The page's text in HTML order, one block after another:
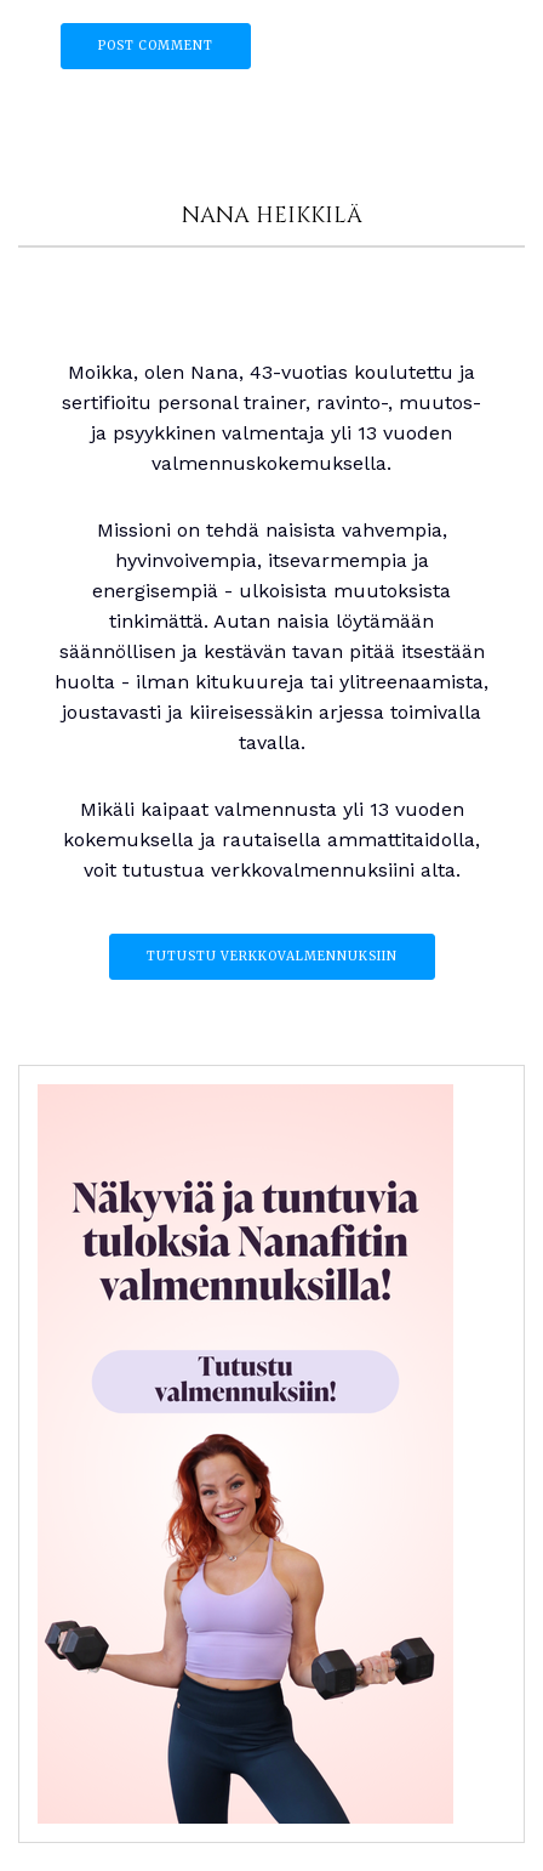
NANA HEIKKILÄ
Moikka, olen Nana, 43-vuotias koulutettu ja
sertifioitu personal trainer, ravinto-, muutos-
ja psyykkinen valmentaja yli 13 vuoden
valmennuskokemuksella.
Missioni on tehdä naisista vahvempia,
hyvinvoivempia, itsevarmempia ja
energisempiä - ulkoisista muutoksista
tinkimättä. Autan naisia löytämään
säännöllisen ja kestävän tavan pitää itsestään
huolta - ilman kitukuureja tai ylitreenaamista,
joustavasti ja kiireisessäkin arjessa toimivalla
tavalla.
Mikäli kaipaat valmennusta yli 13 vuoden
kokemuksella ja rautaisella ammattitaidolla,
voit tutustua verkkovalmennuksiini alta.
TUTUSTU VERKKOVALMENNUKSIIN